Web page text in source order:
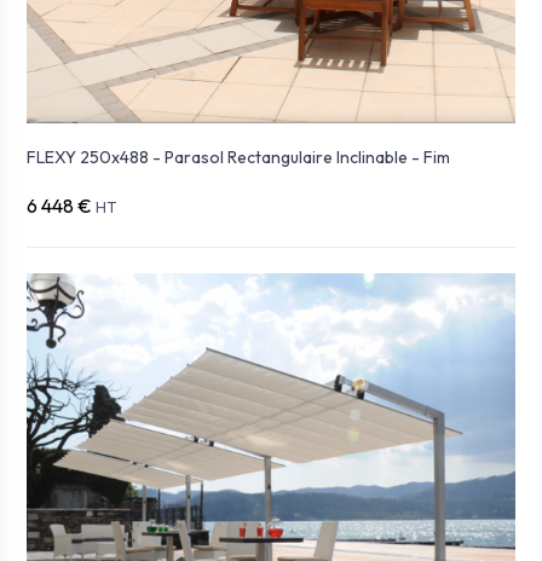
FLEXY 250x488 - Parasol Rectangulaire Inclinable - Fim
6 448 € HT